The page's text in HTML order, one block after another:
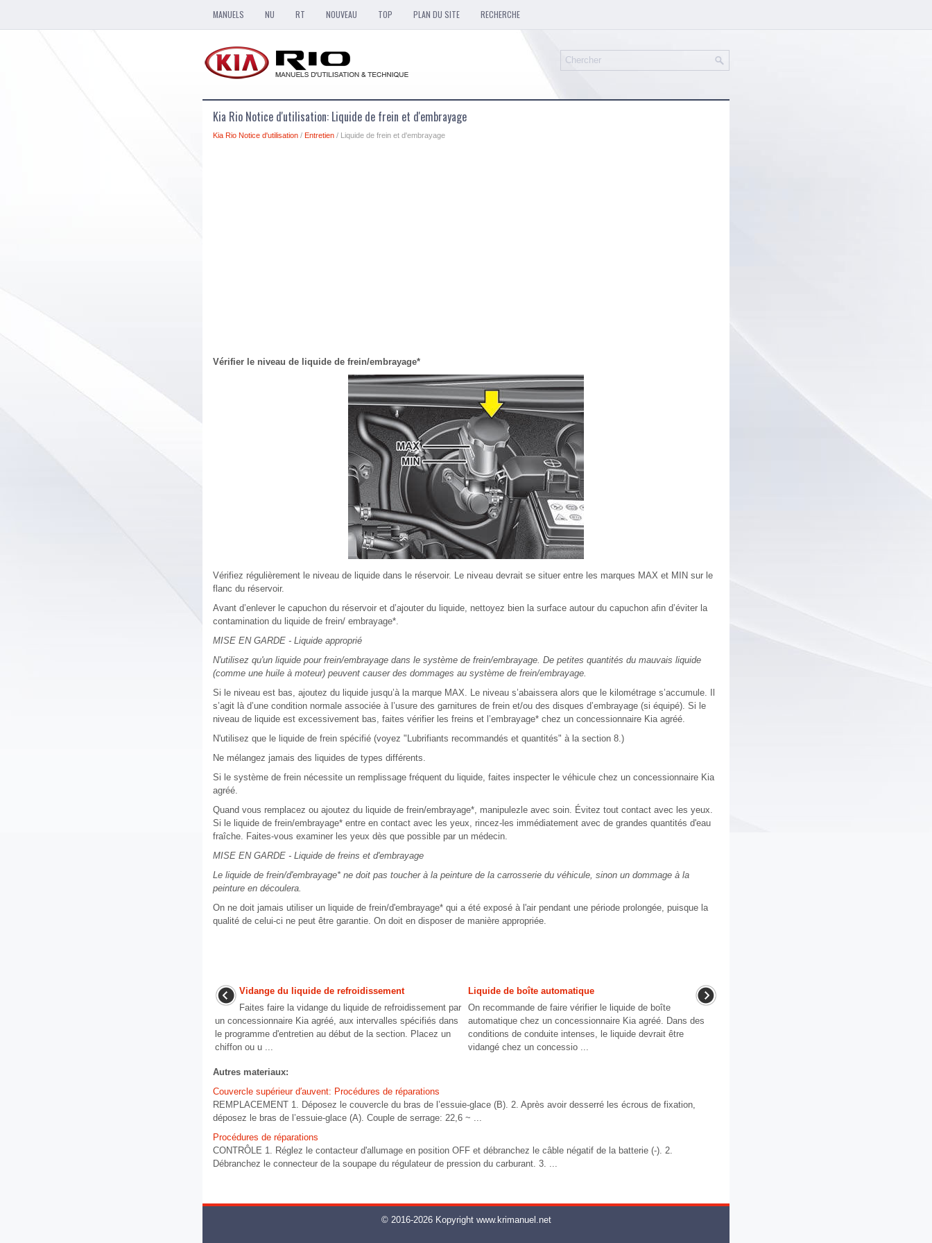
MANUELS NU RT NOUVEAU TOP PLAN DU SITE RECHERCHE
Kia Rio Notice d'utilisation: Liquide de frein et d'embrayage
Kia Rio Notice d'utilisation / Entretien / Liquide de frein et d'embrayage
Vérifier le niveau de liquide de frein/embrayage*
Vérifiez régulièrement le niveau de liquide dans le réservoir. Le niveau devrait se situer entre les marques MAX et MIN sur le
flanc du réservoir.
Avant d’enlever le capuchon du réservoir et d’ajouter du liquide, nettoyez bien la surface autour du capuchon afin d’éviter la
contamination du liquide de frein/ embrayage*.
MISE EN GARDE - Liquide approprié
N'utilisez qu'un liquide pour frein/embrayage dans le système de frein/embrayage. De petites quantités du mauvais liquide
(comme une huile à moteur) peuvent causer des dommages au système de frein/embrayage.
Si le niveau est bas, ajoutez du liquide jusqu’à la marque MAX. Le niveau s’abaissera alors que le kilométrage s’accumule. Il
s’agit là d’une condition normale associée à l’usure des garnitures de frein et/ou des disques d’embrayage (si équipé). Si le
niveau de liquide est excessivement bas, faites vérifier les freins et l’embrayage* chez un concessionnaire Kia agréé.
N'utilisez que le liquide de frein spécifié (voyez "Lubrifiants recommandés et quantités" à la section 8.)
Ne mélangez jamais des liquides de types différents.
Si le système de frein nécessite un remplissage fréquent du liquide, faites inspecter le véhicule chez un concessionnaire Kia
agréé.
Quand vous remplacez ou ajoutez du liquide de frein/embrayage*, manipulezle avec soin. Évitez tout contact avec les yeux.
Si le liquide de frein/embrayage* entre en contact avec les yeux, rincez-les immédiatement avec de grandes quantités d'eau
fraîche. Faites-vous examiner les yeux dès que possible par un médecin.
MISE EN GARDE - Liquide de freins et d'embrayage
Le liquide de frein/d'embrayage* ne doit pas toucher à la peinture de la carrosserie du véhicule, sinon un dommage à la
peinture en découlera.
On ne doit jamais utiliser un liquide de frein/d'embrayage* qui a été exposé à l'air pendant une période prolongée, puisque la
qualité de celui-ci ne peut être garantie. On doit en disposer de manière appropriée.
Vidange du liquide de refroidissement
Faites faire la vidange du liquide de refroidissement par
un concessionnaire Kia agréé, aux intervalles spécifiés dans
le programme d'entretien au début de la section. Placez un
chiffon ou u ...
Liquide de boîte automatique
On recommande de faire vérifier le liquide de boîte
automatique chez un concessionnaire Kia agréé. Dans des
conditions de conduite intenses, le liquide devrait être
vidangé chez un concessio ...
Autres materiaux:
Couvercle supérieur d′auvent: Procédures de réparations
REMPLACEMENT 1. Déposez le couvercle du bras de l’essuie-glace (B). 2. Après avoir desserré les écrous de fixation,
déposez le bras de l’essuie-glace (A). Couple de serrage: 22,6 ~ ...
Procédures de réparations
CONTRÔLE 1. Réglez le contacteur d'allumage en position OFF et débranchez le câble négatif de la batterie (-). 2.
Débranchez le connecteur de la soupape du régulateur de pression du carburant. 3. ...
© 2016-2026 Kopyright www.krimanuel.net